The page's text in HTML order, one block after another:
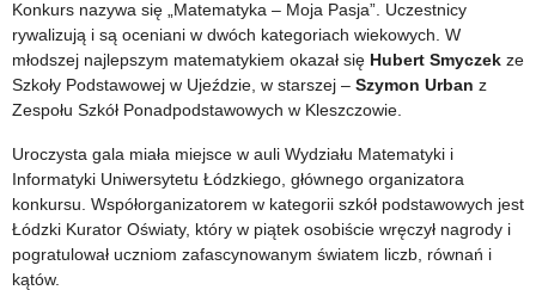
Konkurs nazywa się „Matematyka – Moja Pasja”. Uczestnicy
rywalizują i są oceniani w dwóch kategoriach wiekowych. W
młodszej najlepszym matematykiem okazał się Hubert Smyczek ze
Szkoły Podstawowej w Ujeździe, w starszej – Szymon Urban z
Zespołu Szkół Ponadpodstawowych w Kleszczowie.
Uroczysta gala miała miejsce w auli Wydziału Matematyki i
Informatyki Uniwersytetu Łódzkiego, głównego organizatora
konkursu. Współorganizatorem w kategorii szkół podstawowych jest
Łódzki Kurator Oświaty, który w piątek osobiście wręczył nagrody i
pogratulował uczniom zafascynowanym światem liczb, równań i
kątów.
szkół
podstawowych